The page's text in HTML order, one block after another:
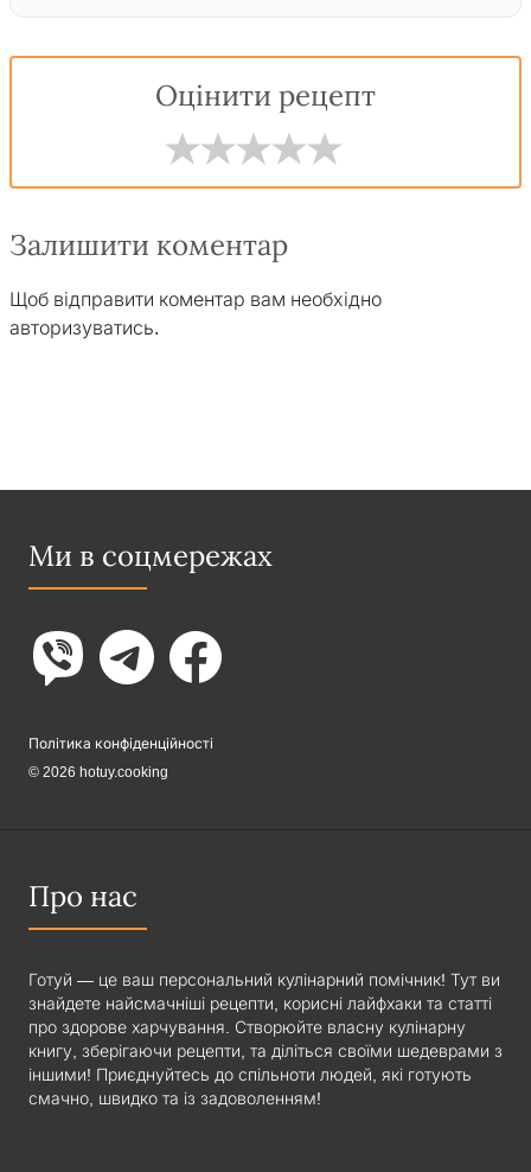
Оцінити рецепт
Залишити коментар
Щоб відправити коментар вам необхідно
авторизуватись.
Ми в соцмережах
Політика конфіденційності
© 2026 hotuy.cooking
Про нас
Готуй — це ваш персональний кулінарний помічник! Тут ви
знайдете найсмачніші рецепти, корисні лайфхаки та статті
про здорове харчування. Створюйте власну кулінарну
книгу, зберігаючи рецепти, та діліться своїми шедеврами з
іншими! Приєднуйтесь до спільноти людей, які готують
смачно, швидко та із задоволенням!